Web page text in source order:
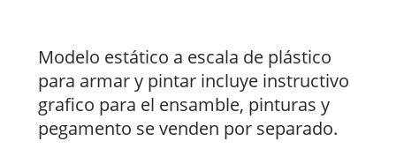
Modelo estático a escala de plástico
para armar y pintar incluye instructivo
grafico para el ensamble, pinturas y
pegamento se venden por separado.